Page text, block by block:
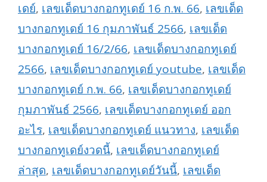
เดย์, เลขเด็ดบางกอกทูเดย์ 16 ก.พ. 66, เลขเด็ด
บางกอกทูเดย์ 16 กุมภาพันธ์ 2566, เลขเด็ด
บางกอกทูเดย์ 16/2/66, เลขเด็ดบางกอกทูเดย์
2566, เลขเด็ดบางกอกทูเดย์ youtube, เลขเด็ด
บางกอกทูเดย์ ก.พ. 66, เลขเด็ดบางกอกทูเดย์
กุมภาพันธ์ 2566, เลขเด็ดบางกอกทูเดย์ ออก
อะไร, เลขเด็ดบางกอกทูเดย์ แนวทาง, เลขเด็ด
บางกอกทูเดย์งวดนี้, เลขเด็ดบางกอกทูเดย์
ล่าสุด, เลขเด็ดบางกอกทูเดย์วันนี้, เลขเด็ด